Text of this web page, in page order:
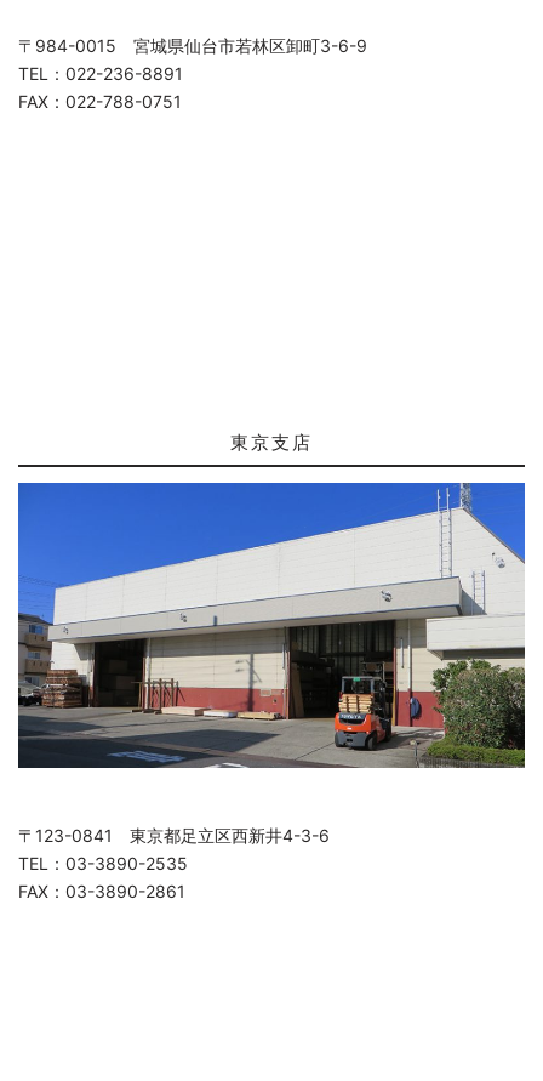
〒984-0015 宮城県仙台市若林区卸町3-6-9
TEL：022-236-8891
FAX：022-788-0751
東京支店
〒123-0841 東京都足立区西新井4-3-6
TEL：03-3890-2535
FAX：03-3890-2861